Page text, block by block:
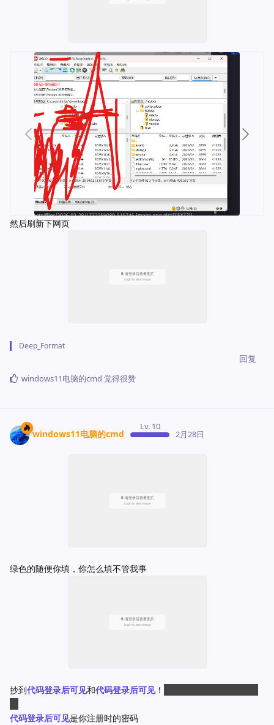
然后刷新下网页
Deep_Format
回复
windows11电脑的cmd 觉得很赞
windows11电脑的cmd
Lv. 10
2月28日
绿色的随便你填，你怎么填不管我事
抄到代码登录后可见和代码登录后可见！
代码登录后可见是你注册时的密码